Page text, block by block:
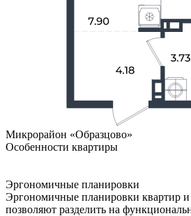
Микрорайон «Образцово»
Особенности квартиры
Эргономичные планировки
Эргономичные планировки квартир
позволяют разделить на